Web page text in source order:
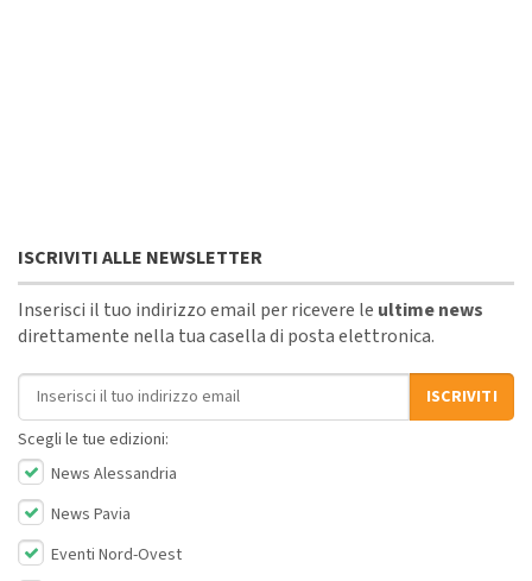
ISCRIVITI ALLE NEWSLETTER
Inserisci il tuo indirizzo email per ricevere le ultime news
direttamente nella tua casella di posta elettronica.
Indirizzo email
ISCRIVITI
Scegli le tue edizioni:
News Alessandria
News Pavia
Eventi Nord-Ovest